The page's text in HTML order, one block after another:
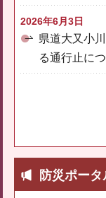
2026年6月3日
県道大又小
る通行止に
防災ポータ